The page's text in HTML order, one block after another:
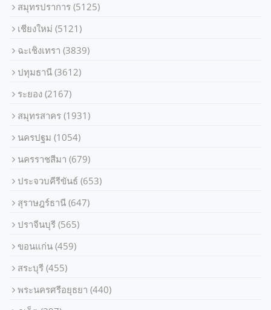
สมุทรปราการ
(5125)
เชียงใหม่
(5121)
ฉะเชิงเทรา
(3839)
ปทุมธานี
(3612)
ระยอง
(2167)
สมุทรสาคร
(1931)
นครปฐม
(1054)
นครราชสีมา
(679)
ประจวบคีรีขันธ์
(653)
สุราษฎร์ธานี
(647)
ปราจีนบุรี
(565)
ขอนแก่น
(459)
สระบุรี
(455)
พระนครศรีอยุธยา
(440)